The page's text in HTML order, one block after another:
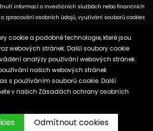
informací o investičních službách nebo finančních
zpracování osobních údajů, využívání souborů cookies
internetových stránkách. U jednotlivých článků mohou
o použitých zdrojích, datu původní analýzy nebo datu,
se vztahují uvedené tržní údaje.
údajů a cookies
cookie a podobné technologie, které jsou
webových stránek. Další soubory cookie
analýzy používání webových stránek.
našich webových stránek
s používáním souborů cookie. Další
v našich Zásadách ochrany osobních
Odmítnout cookies